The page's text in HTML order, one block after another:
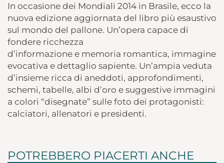
In occasione dei Mondiali 2014 in Brasile, ecco la
nuova edizione aggiornata del libro più esaustivo
sul mondo del pallone. Un’opera capace di
fondere ricchezza
d’informazione e memoria romantica, immagine
evocativa e dettaglio sapiente. Un’ampia veduta
d’insieme ricca di aneddoti, approfondimenti,
schemi, tabelle, albi d’oro e suggestive immagini
a colori “disegnate” sulle foto dei protagonisti:
calciatori, allenatori e presidenti.
POTREBBERO PIACERTI ANCHE